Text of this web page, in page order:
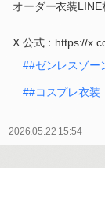
オーダー衣装
X 公式：https://
##ゼンレスゾー
##コスプレ衣装
2026.05.22 15:54